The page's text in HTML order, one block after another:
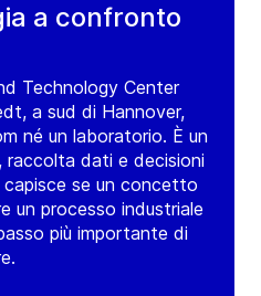
a confronto
Technology Center
a sud di Hannover,
né un laboratorio. È un
dati e decisioni
capisce se un concetto
un processo industriale
più importante di